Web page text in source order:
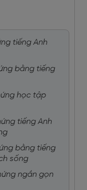
tiếng Anh
bằng tiếng
học tập
tiếng Anh
bằng tiếng
sống
ngắn gọn